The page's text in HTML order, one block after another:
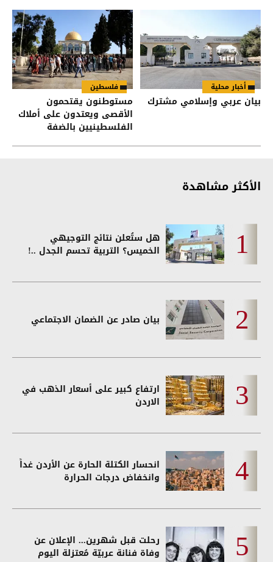
أخبار محلية
بيان عربي وإسلامي مشترك
فلسطين
مستوطنون يقتحمون
الأقصى ويعتدون على أملاك
الفلسطينيين بالضفة
الأكثر مشاهدة
هل ستُعلن نتائج التوجيهي
الخميس؟ التربية تحسم الجدل ..!
بيان صادر عن الضمان الاجتماعي
ارتفاع كبير على أسعار الذهب في
الاردن
انحسار الكتلة الحارة عن الأردن غداً
وانخفاض درجات الحرارة
رحلت قبل شهرين... الإعلان عن
وفاة فنانة عربيّة مُعتزلة اليوم